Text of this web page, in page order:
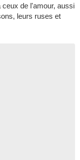
ceux de l'amour, aussi
leurs ruses et